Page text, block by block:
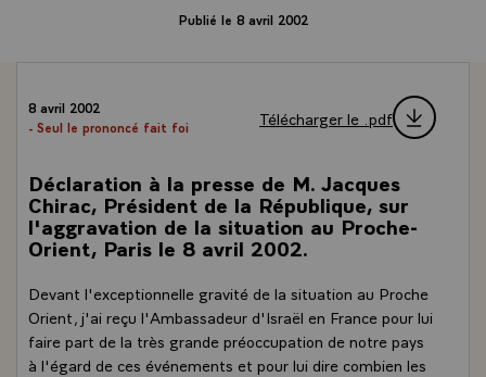
Publié le 8 avril 2002
8 avril 2002
- Seul le prononcé fait foi
Télécharger le .pdf
Déclaration à la presse de M. Jacques
Chirac, Président de la République, sur
l'aggravation de la situation au Proche-
Orient, Paris le 8 avril 2002.
Devant l'exceptionnelle gravité de la situation au Proche
Orient, j'ai reçu l'Ambassadeur d'Israël en France pour lui
faire part de la très grande préoccupation de notre pays
à l'égard de ces événements et pour lui dire combien les